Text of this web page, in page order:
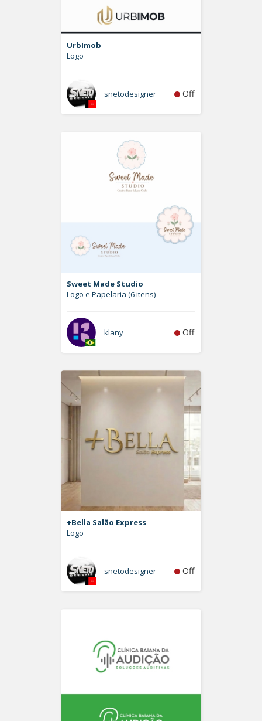
UrbImob
Logo
snetodesigner Off
Sweet Made Studio
Logo e Papelaria (6 itens)
klany Off
+Bella Salão Express
Logo
snetodesigner Off